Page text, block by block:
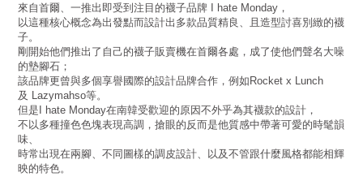
來自首爾、一推出即受到注目的襪子品牌 I hate Monday ，
以這種核心概念為出發點而設計出多款品質精良、且造型討喜別緻的襪
子。
剛開始他們推出了自己的襪子販賣機在首爾各處，成了使他們聲名大噪
的墊腳石；
該品牌更曾與多個享譽國際的設計品牌合作，例如 Rocket x Lunch
及 Lazymahso等。
但是 I hate Monday在南韓受歡迎的原因不外乎為其襪款的設計，
不以多種撞色色塊表現高調，搶眼的反而是他質感中帶著可愛的時髦韻
味、
時常出現在兩腳、不同圖樣的調皮設計、以及不管跟什麼風格都能相輝
映的特色。